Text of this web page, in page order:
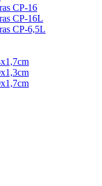
CP-16
CP-16L
CP-6,5L